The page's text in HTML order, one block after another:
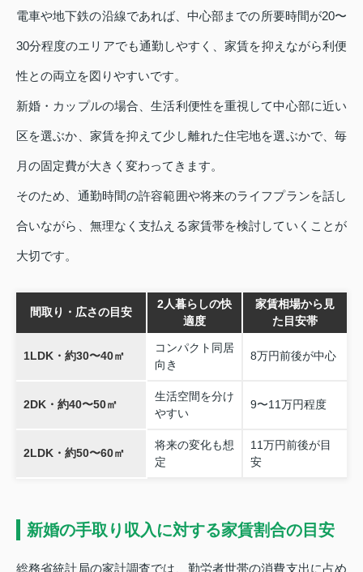
電車や地下鉄の沿線であれば、中心部までの所要時間が20〜
30分程度のエリアでも通勤しやすく、家賃を抑えながら利便
性との両立を図りやすいです。
新婚・カップルの場合、生活利便性を重視して中心部に近い
区を選ぶか、家賃を抑えて少し離れた住宅地を選ぶかで、毎
月の固定費が大きく変わってきます。
そのため、通勤時間の許容範囲や将来のライフプランを話し
合いながら、無理なく支払える家賃帯を検討していくことが
大切です。
間取り・広さの目安
2人暮らしの快
適度
家賃相場から見
た目安帯
1LDK・約30〜40㎡
コンパクト同居
向き
8万円前後が中心
2DK・約40〜50㎡
生活空間を分け
やすい
9〜11万円程度
2LDK・約50〜60㎡
将来の変化も想
定
11万円前後が目
安
新婚の手取り収入に対する家賃割合の目安
総務省統計局の家計調査では、勤労者世帯の消費支出に占め